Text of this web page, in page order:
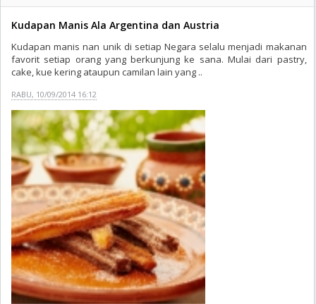
Kudapan Manis Ala Argentina dan Austria
Kudapan manis nan unik di setiap Negara selalu menjadi makanan
favorit setiap orang yang berkunjung ke sana. Mulai dari pastry,
cake, kue kering ataupun camilan lain yang ..
RABU, 10/09/2014 16:12